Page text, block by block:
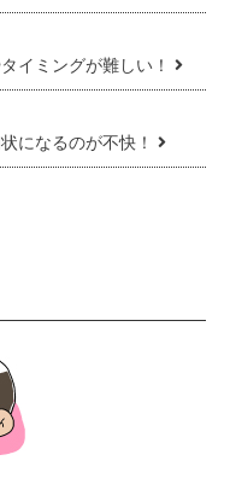
イミングが難しい！
になるのが不快！